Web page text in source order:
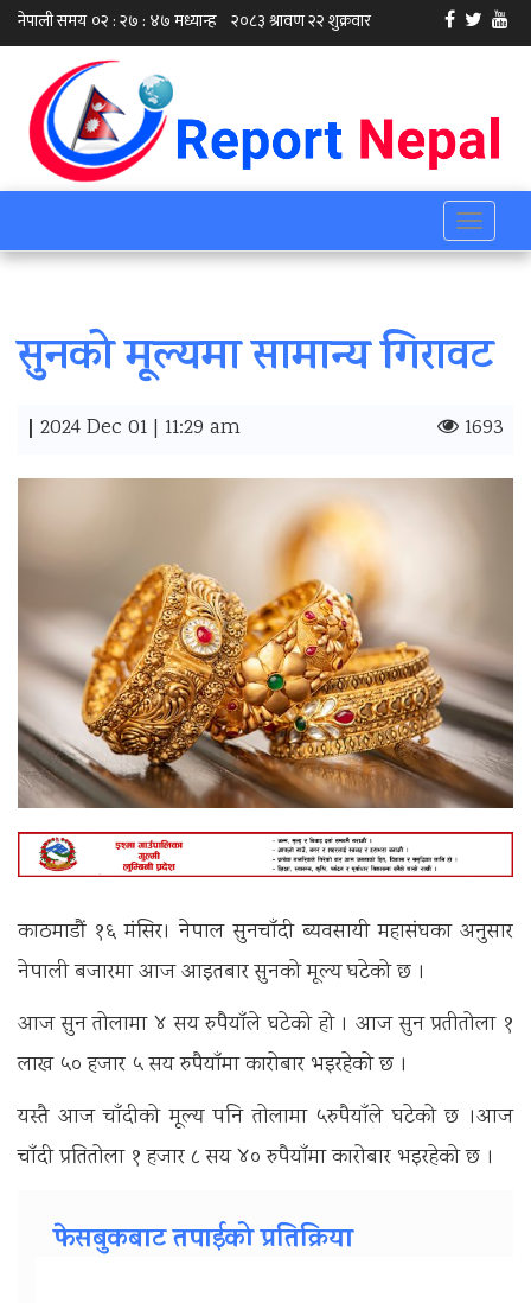
Toggle
सुनको मूल्यमा सामान्य गिरावट
| 2024 Dec 01 | 11:29 am 1693
काठमाडौं १६ मंसिर। नेपाल सुनचाँदी ब्यवसायी महासंघका अनुसार
नेपाली बजारमा आज आइतबार सुनको मूल्य घटेको छ ।
आज सुन तोलामा ४ सय रुपैयाँले घटेको हो । आज सुन प्रतीतोला १
लाख ५० हजार ५ सय रुपैयाँमा कारोबार भइरहेको छ ।
यस्तै आज चाँदीको मूल्य पनि तोलामा ५रुपैयाँले घटेको छ ।आज
चाँदी प्रतितोला १ हजार ८ सय ४० रुपैयाँमा कारोबार भइरहेको छ ।
फेसबुकबाट तपाईको प्रतिक्रिया